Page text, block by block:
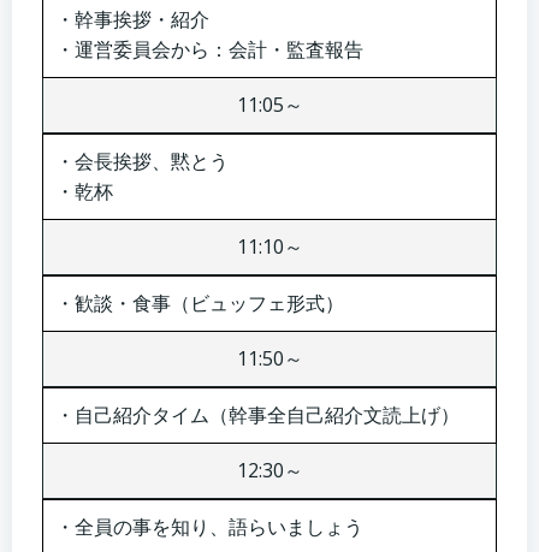
・幹事挨拶・紹介
・運営委員会から：会計・監査報告
11:05～
・会長挨拶、黙とう
・乾杯
11:10～
・歓談・食事（ビュッフェ形式）
11:50～
・自己紹介タイム（幹事全自己紹介文読上げ）
12:30～
・全員の事を知り、語らいましょう